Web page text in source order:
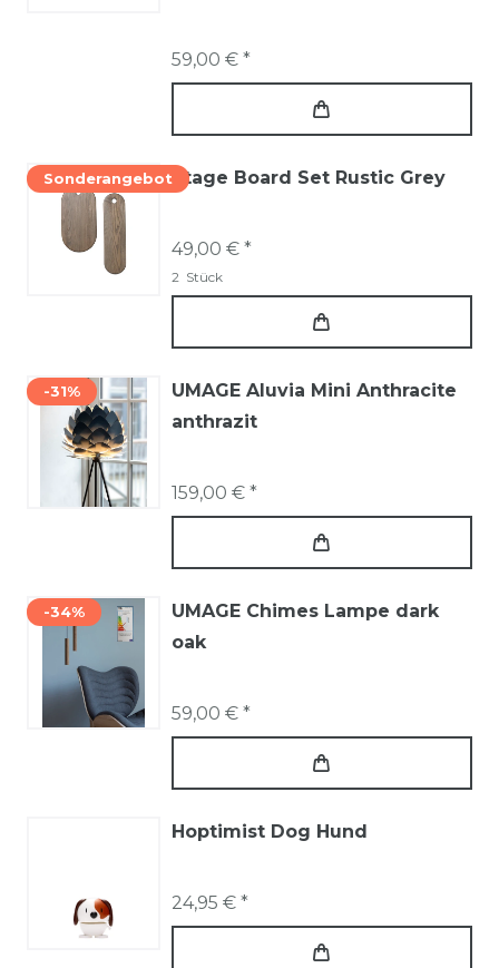
59,00 € *
SonderangebotStage Board Set Rustic Grey
49,00 € *
2 Stück
-31%
UMAGE Aluvia Mini Anthracite
anthrazit
159,00 € *
-34%
UMAGE Chimes Lampe dark
oak
59,00 € *
Hoptimist Dog Hund
24,95 € *